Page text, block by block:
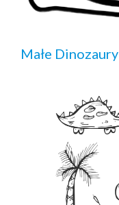
Małe Dinozaury